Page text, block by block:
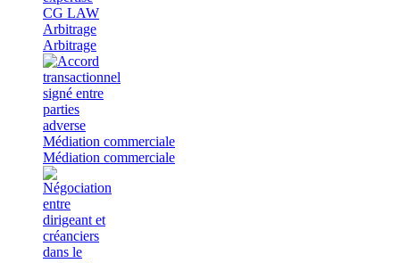
Arbitrage
Arbitrage
Médiation commerciale
Médiation commerciale